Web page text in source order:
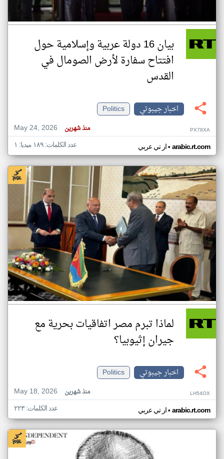
بيان 16 دولة عربية وإسلامية حول
افتتاح سفارة لأرض الصومال في
القدس
اخبار جيبوتي
Politics
May 24, 2026
منذ شهرين PX78XA
ار تي عربي• arabic.rt.com عدد الكلمات: ١٨٩ ميديا: ١
لماذا تبرم مصر اتفاقيات بحرية مع
جيران إثيوبيا؟
اخبار جيبوتي
Politics
May 18, 2026
منذ شهرين LH54OX
ار تي عربي• arabic.rt.com عدد الكلمات: ٢٢٣